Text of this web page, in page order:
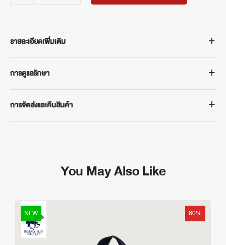
รายละเอียดเพิ่มเติม
BEVERLY HILLS POLO CLUB
กระเป๋าผ้า Nylon Classic Bear รุ่น BHBB234 ไอเทมใหม่รับหน้าฝน
ป้องกันละอองฝน ละอองน้ำได้
รายละเอียดสินค้า
- มาพร้อม STOPPER ตัวล็อคสายยางยืด รัดแน่นทุกการใช้งาน
ตอบโจทย์ทุกการใช้งาน น้ำหนักเบาพร้อมไปกับคุณได้ทุกที่
หมายเหตุ: สีของผลิตภัณฑ์ที่แสดงบนเว็บไซต์อาจมีความแตกต่างกันจาก
การตั้งค่าการแสดงผลสีของแต่ละหน้าจอ
การดูแลรักษา
- ซักด้วยน้ำอุณหภูมิไม่เกิน 40 °
- ห้ามใช้น้ำยาฟอกขาว
- ห้ามซักแห้ง
- หลีกเลี่ยงตากในแสงแดดจัด
การจัดส่งและคืนสินค้า
การจัดส่งสินค้า
กรณีต้องการเปลี่ยนหรือคืนสินค้า
สามารถติดต่อได้ที่ฝ่ายบริการลูกค้าของเราทาง LINE @bhpcthailand
สินค้าและบรรจุภัณฑ์ต้องอยู่ในสภาพครบถ้วนสมบูรณ์และไม่ผ่านการซัก
อ่านเงื่อนไขเพิ่มเติม
https://www.bhpcthailand.com/change-and-return
You May Also Like
NEW 60%